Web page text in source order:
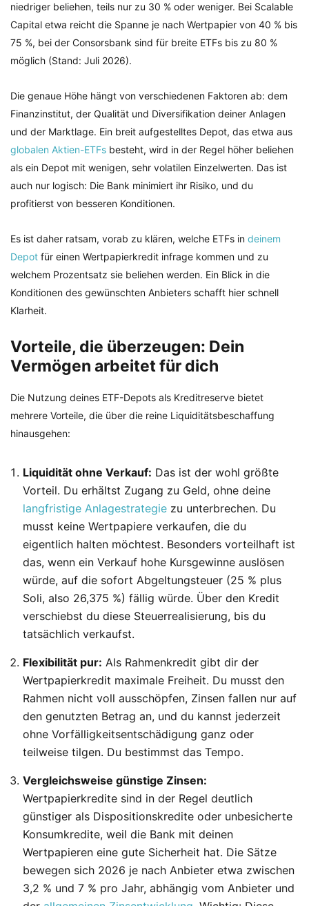
niedriger beliehen, teils nur zu 30 % oder weniger. Bei Scalable
Capital etwa reicht die Spanne je nach Wertpapier von 40 % bis
75 %, bei der Consorsbank sind für breite ETFs bis zu 80 %
möglich (Stand: Juli 2026).
Die genaue Höhe hängt von verschiedenen Faktoren ab: dem
Finanzinstitut, der Qualität und Diversifikation deiner Anlagen
und der Marktlage. Ein breit aufgestelltes Depot, das etwa aus
globalen Aktien-ETFs besteht, wird in der Regel höher beliehen
als ein Depot mit wenigen, sehr volatilen Einzelwerten. Das ist
auch nur logisch: Die Bank minimiert ihr Risiko, und du
profitierst von besseren Konditionen.
Es ist daher ratsam, vorab zu klären, welche ETFs in deinem
Depot für einen Wertpapierkredit infrage kommen und zu
welchem Prozentsatz sie beliehen werden. Ein Blick in die
Konditionen des gewünschten Anbieters schafft hier schnell
Klarheit.
Vorteile, die überzeugen: Dein
Vermögen arbeitet für dich
Die Nutzung deines ETF-Depots als Kreditreserve bietet
mehrere Vorteile, die über die reine Liquiditätsbeschaffung
hinausgehen:
Liquidität ohne Verkauf: Das ist der wohl größte
Vorteil. Du erhältst Zugang zu Geld, ohne deine
langfristige Anlagestrategie zu unterbrechen. Du
musst keine Wertpapiere verkaufen, die du
eigentlich halten möchtest. Besonders vorteilhaft ist
das, wenn ein Verkauf hohe Kursgewinne auslösen
würde, auf die sofort Abgeltungsteuer (25 % plus
Soli, also 26,375 %) fällig würde. Über den Kredit
verschiebst du diese Steuerrealisierung, bis du
tatsächlich verkaufst.
Flexibilität pur: Als Rahmenkredit gibt dir der
Wertpapierkredit maximale Freiheit. Du musst den
Rahmen nicht voll ausschöpfen, Zinsen fallen nur auf
den genutzten Betrag an, und du kannst jederzeit
ohne Vorfälligkeitsentschädigung ganz oder
teilweise tilgen. Du bestimmst das Tempo.
Vergleichsweise günstige Zinsen:
Wertpapierkredite sind in der Regel deutlich
günstiger als Dispositionskredite oder unbesicherte
Konsumkredite, weil die Bank mit deinen
Wertpapieren eine gute Sicherheit hat. Die Sätze
bewegen sich 2026 je nach Anbieter etwa zwischen
3,2 % und 7 % pro Jahr, abhängig vom Anbieter und